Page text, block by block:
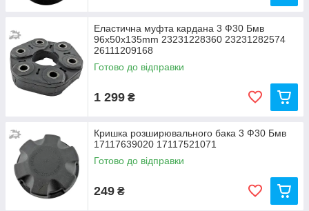
Еластична муфта кардана 3 Ф30 Бмв
96x50x135mm 23231228360 23231282574
26111209168
Готово до відправки
1 299 ₴
Кришка розширювального бака 3 Ф30 Бмв
17117639020 17117521071
Готово до відправки
249 ₴